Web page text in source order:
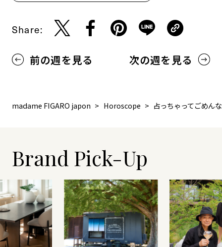
Share:
前の週を見る 次の週を見る
madame FIGARO japon Horoscope 占っちゃってごめ
Brand Pick-Up